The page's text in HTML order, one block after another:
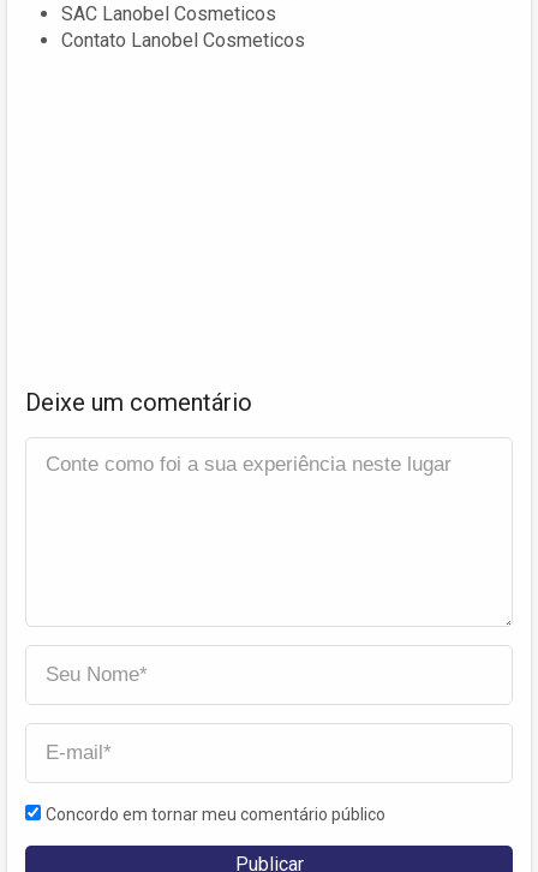
SAC Lanobel Cosmeticos
Contato Lanobel Cosmeticos
Deixe um comentário
Concordo em tornar meu comentário público